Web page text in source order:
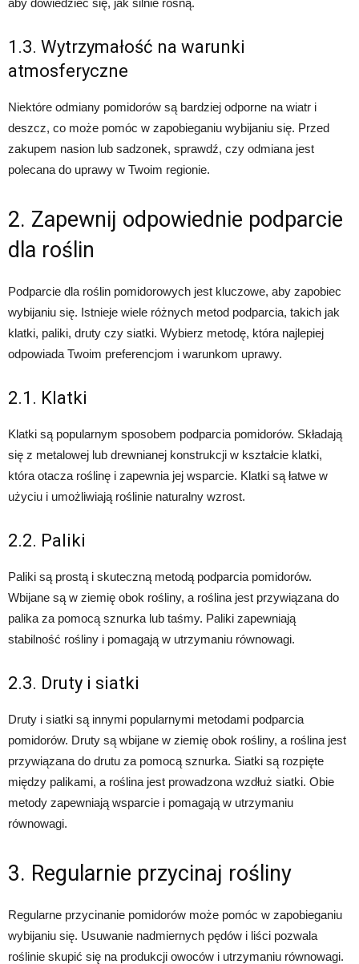
aby dowiedzieć się, jak silnie rosną.
1.3. Wytrzymałość na warunki
atmosferyczne
Niektóre odmiany pomidorów są bardziej odporne na wiatr i
deszcz, co może pomóc w zapobieganiu wybijaniu się. Przed
zakupem nasion lub sadzonek, sprawdź, czy odmiana jest
polecana do uprawy w Twoim regionie.
2. Zapewnij odpowiednie podparcie
dla roślin
Podparcie dla roślin pomidorowych jest kluczowe, aby zapobiec
wybijaniu się. Istnieje wiele różnych metod podparcia, takich jak
klatki, paliki, druty czy siatki. Wybierz metodę, która najlepiej
odpowiada Twoim preferencjom i warunkom uprawy.
2.1. Klatki
Klatki są popularnym sposobem podparcia pomidorów. Składają
się z metalowej lub drewnianej konstrukcji w kształcie klatki,
która otacza roślinę i zapewnia jej wsparcie. Klatki są łatwe w
użyciu i umożliwiają roślinie naturalny wzrost.
2.2. Paliki
Paliki są prostą i skuteczną metodą podparcia pomidorów.
Wbijane są w ziemię obok rośliny, a roślina jest przywiązana do
palika za pomocą sznurka lub taśmy. Paliki zapewniają
stabilność rośliny i pomagają w utrzymaniu równowagi.
2.3. Druty i siatki
Druty i siatki są innymi popularnymi metodami podparcia
pomidorów. Druty są wbijane w ziemię obok rośliny, a roślina jest
przywiązana do drutu za pomocą sznurka. Siatki są rozpięte
między palikami, a roślina jest prowadzona wzdłuż siatki. Obie
metody zapewniają wsparcie i pomagają w utrzymaniu
równowagi.
3. Regularnie przycinaj rośliny
Regularne przycinanie pomidorów może pomóc w zapobieganiu
wybijaniu się. Usuwanie nadmiernych pędów i liści pozwala
roślinie skupić się na produkcji owoców i utrzymaniu równowagi.